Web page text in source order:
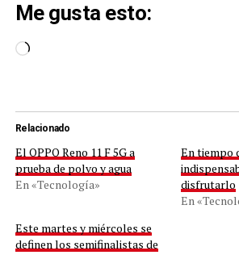
Me gusta esto:
Cargando...
Relacionado
El OPPO Reno 11 F 5G a
prueba de polvo y agua
En «Tecnología»
En tiempo
disfrutarlo
En
Este martes y miércoles se
definen los semifinalistas de